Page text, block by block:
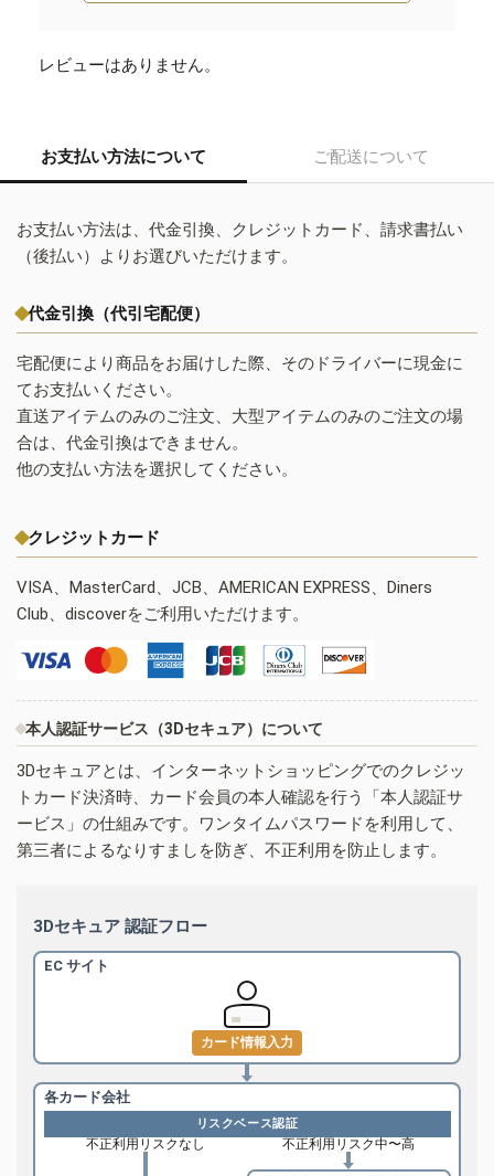
レビューはありません。
お支払い方法について ご配送について
お支払い方法は、代金引換、クレジットカード、請求書払い
（後払い）よりお選びいただけます。
代金引換（代引宅配便）
宅配便により商品をお届けした際、そのドライバーに現金に
てお支払いください。
直送アイテムのみのご注文、大型アイテムのみのご注文の場
合は、代金引換はできません。
他の支払い方法を選択してください。
クレジットカード
VISA、MasterCard、JCB、AMERICAN EXPRESS、Diners
Club、discoverをご利用いただけます。
本人認証サービス（3Dセキュア）について
3Dセキュアとは、インターネットショッピングでのクレジッ
トカード決済時、カード会員の本人確認を行う「本人認証サ
ービス」の仕組みです。ワンタイムパスワードを利用して、
第三者によるなりすましを防ぎ、不正利用を防止します。
3Dセキュア 認証フロー
EC サイト
カード情報入力
各カード会社
リスクベース認証
不正利用リスクなし 不正利用リスク中〜高